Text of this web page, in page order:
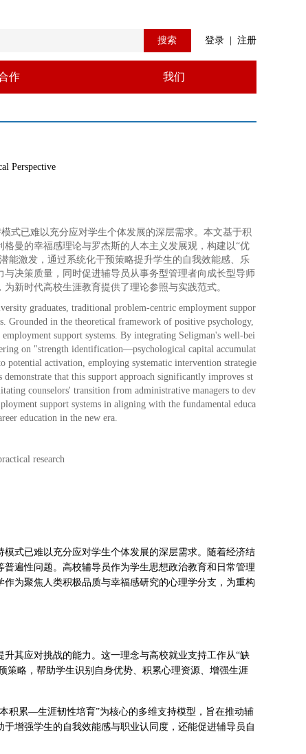
搜索 登录 注册
作 我们
Perspective
式已难以充分应对学生个体发展的深层需求。本文基于积
曼的幸福感理论与罗杰斯的人本主义发展观，构建以“优
激发，通过系统化干预策略提升学生的自我效能感、乐
决策质量，同时促进辅导员从事务型管理者向成长型导师
新时代高校生涯教育提供了理论参照与实践范式。
graduates, traditional problem-centric employment suppor
Grounded in the theoretical framework of positive psychology,
support systems. By integrating Seligman's well-bei
on "strength identification—psychological capital accumulat
activation, employing systematic intervention strategie
that this support approach significantly improves st
counselors' transition from administrative managers to dev
support systems in aligning with the fundamental educa
education in the new era.
research
式已难以充分应对学生个体发展的深层需求。随着经济结
遍性问题。高校辅导员作为学生思想政治教育和日常管理
为聚焦人类积极品质与幸福感研究的心理学分支，为重构
其应对挑战的能力。这一理念与高校就业支持工作从“缺
策略，帮助学生识别自身优势、积累心理资源、增强生涯
积累—生涯韧性培育”为核心的多维支持模型，旨在推动辅
增强学生的自我效能感与职业认同度，还能促进辅导员自